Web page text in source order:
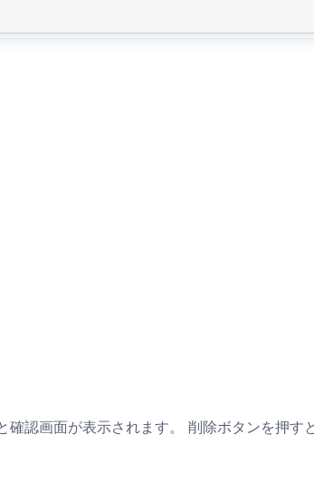
認画面が表示されます。 削除ボタンを押す